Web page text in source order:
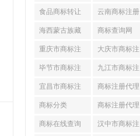
标注册 册
食品商标转让 云南商标注册
(云南工商变
海西蒙古族藏
族自治州商
商标查询网
重庆市商标注
册
大庆市商标注
册
毕节市商标注
册
九江市商标注
册
宜昌市商标注
册
商标注册代理
(工商注册变
商标分类 商标注册代理
商标在线查询 汉中市商标注